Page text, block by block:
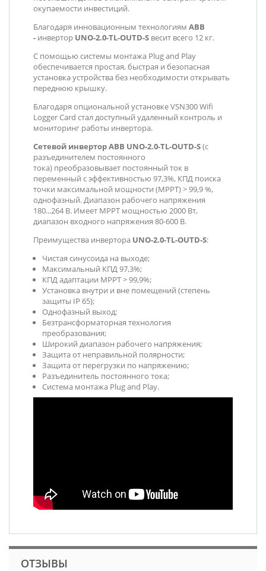
окупаемости инвестиций.
Благодаря инновационным технологиям АВВ
- инвертор UNO-2.0-TL-OUTD-S весит всего 12 кг.
С помощью системы монтажа Plug and Play
обеспечивается простая, быстрая и безопасная
установка устройства без необходимости открывать
переднюю крышку.
Благодаря опциональной установке VSN300 Wifi
Logger Card стал доступный удаленный контроль и
мониторинг работы инвертора.
Сетевой инвертор ABB UNO-2.0-TL-OUTD-S(с
разъединителем постоянного
тока) преобразовывает постоянный ток в
переменный с эффективностью 97,3%, КПД поиска
точки максимальной мощности (MPPT) > 99,9 %,
однофазный. Диапазон рабочего напряжения
180...264 В. Имеет MPPT мощностью 2000 Вт,
диапазон входного напряжения 80-600 В.
Преимущества инвертора UNO-2.0-TL-OUTD-S:
Чистая синусоида на выходе;
Максимальный КПД 97,3%;
КПД адаптации MPPТ > 99,9%;
Установка внутри и вне помещений (степень
защиты IP 65);
Однофазный выход;
Безтрансформаторная технология
преобразования;
Широкий диапазон рабочего напряжения;
Защита от неправильной полярности;
Защита от перегрузки по напряжению;
Разъединитель постоянного тока;
Система монтажа Plug and Play.
ОТЗЫВЫ